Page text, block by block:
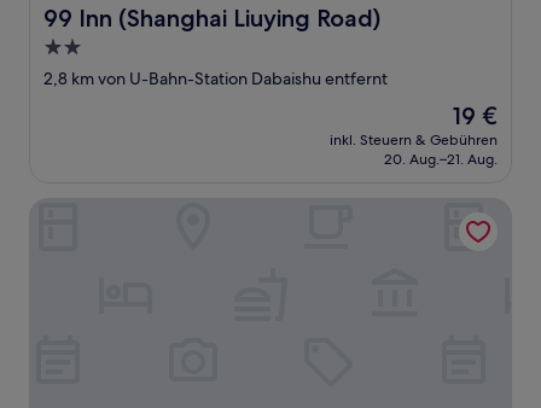
99 Inn (Shanghai Liuying Road)
99 Inn (Shanghai Liuying Road)
2.0-
Sterne-
2,8 km von U-Bahn-Station Dabaishu entfernt
Der
Preis
beträgt
19 €
inkl. Steuern & Gebühren
20. Aug.–21. Aug.
World Smart Hotel (Shanghai University of Finance and